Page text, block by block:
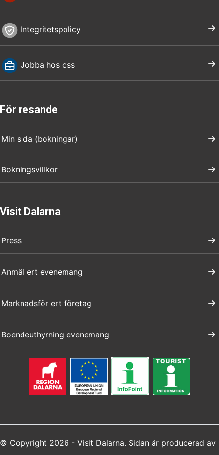
Integritetspolicy
Jobba hos oss
För resande
Min sida (bokningar)
Bokningsvillkor
Visit Dalarna
Press
Anmäl ert evenemang
Marknadsför ert företag
Boendeuthyrning evenemang
© Copyright 2026 - Visit Dalarna. Sidan är producerad av